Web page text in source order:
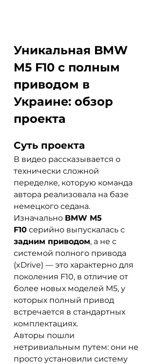
Уникальная BMW
M5 F10 с полным
приводом в
Украине: обзор
проекта
Суть проекта
В видео рассказывается о
технически сложной
переделке, которую команда
автора реализовала на базе
немецкого седана.
Изначально BMW M5
F10 серийно выпускалась с
задним приводом, а не с
системой полного привода
(xDrive) — это характерно для
поколения F10, в отличие от
более новых моделей M5, у
которых полный привод
встречается в стандартных
комплектациях.
Авторы пошли
нетривиальным путем: они не
просто установили систему